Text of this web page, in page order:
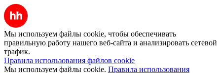
Мы используем файлы cookie, чтобы обеспечивать
правильную работу нашего веб-сайта и анализировать сетевой
трафик.
Правила использования файлов cookie
Мы используем файлы cookie. Правила использования